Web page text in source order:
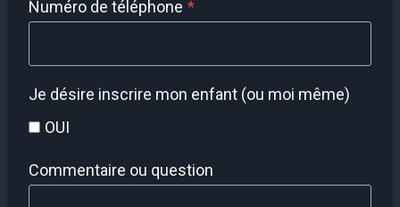
Numéro de téléphone *
Je désire inscrire mon enfant (ou moi même)
OUI
Commentaire ou question